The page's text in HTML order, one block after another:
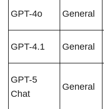
GPT-4o General
GPT-4.1 General
GPT-5
Chat
General